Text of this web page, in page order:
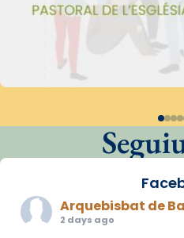
Arquebisbat de
2 days ago